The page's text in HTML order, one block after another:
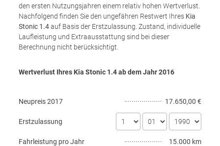
den ersten Nutzungsjahren einem relativ hohen Wertverlust.
Nachfolgend finden Sie den ungefähren Restwert Ihres Kia
Stonic 1.4auf Basis der Erstzulassung. Zustand, individuelle
Laufleistung und Extraausstattung sind bei dieser
Berechnung nicht berücksichtigt.
Wertverlust Ihres Kia Stonic 1.4 ab dem Jahr2016
Neupreis2017 17.650,00 €
Erstzulassung
Fahrleistung pro Jahr 15.000 km